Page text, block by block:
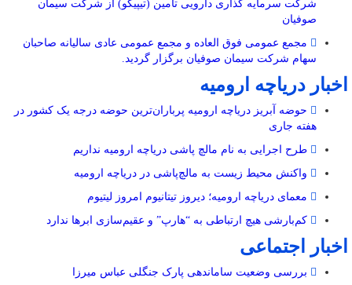
شرکت سرمایه گذاری دارویی تأمین (تیپیکو) از شرکت سیمان
صوفیان
مجمع عمومی فوق العاده و مجمع عمومی عادی سالیانه صاحبان
سهام شرکت سیمان صوفیان برگزار گردید.
اخبار دریاچه ارومیه
حوضه آبریز دریاچه ارومیه پرباران‌ترین حوضه‌ درجه یک کشور در
هفته جاری
طرح اجرایی به نام مالچ پاشی دریاچه ارومیه نداریم
واکنش محیط زیست به مالچ‌پاشی در دریاچه ارومیه
معمای دریاچه ارومیه؛ دیروز تیتانیوم امروز لیتیوم
کم‌بارشی هیچ ارتباطی به “هارپ” و عقیم‌سازی ابرها ندارد
اخبار اجتماعی
بررسی وضعیت ساماندهی پارک جنگلی عباس میرزا